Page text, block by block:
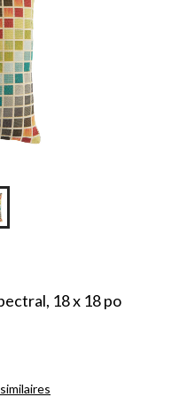
18 x 18 po